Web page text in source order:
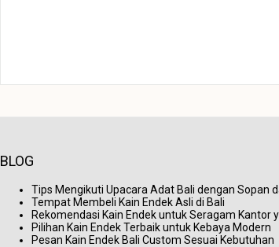
BLOG
Tips Mengikuti Upacara Adat Bali dengan Sopan
Tempat Membeli Kain Endek Asli di Bali
Rekomendasi Kain Endek untuk Seragam Kantor
Pilihan Kain Endek Terbaik untuk Kebaya Modern
Pesan Kain Endek Bali Custom Sesuai Kebutuhan